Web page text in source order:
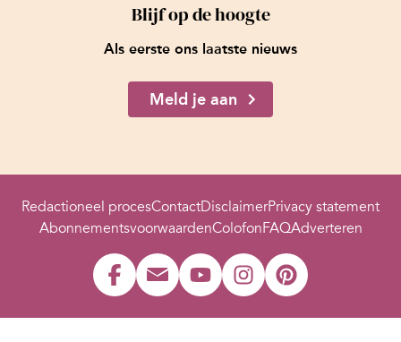
Blijf op de hoogte
Als eerste ons laatste nieuws
Meld je aan
Redactioneel procesContactDisclaimerPrivacy statement
AbonnementsvoorwaardenColofonFAQAdverteren